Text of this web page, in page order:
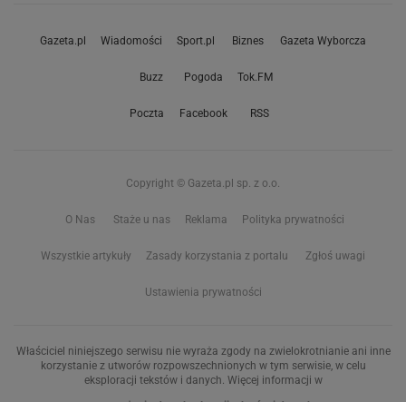
Gazeta.pl Wiadomości Sport.pl Biznes Gazeta Wyborcza
Buzz Pogoda Tok.FM
Poczta Facebook RSS
Copyright © Gazeta.pl sp. z o.o.
O Nas Staże u nas Reklama Polityka prywatności
Wszystkie artykuły Zasady korzystania z portalu Zgłoś uwagi
Ustawienia prywatności
Właściciel niniejszego serwisu nie wyraża zgody na zwielokrotnianie ani inne
korzystanie z utworów rozpowszechnionych w tym serwisie, w celu
eksploracji tekstów i danych. Więcej informacji w